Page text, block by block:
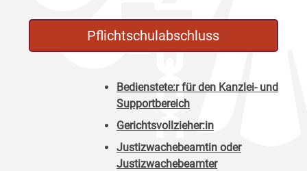
Pflichtschulabschluss
Bedienstete:r für den Kanzlei- und
Supportbereich
Gerichtsvollzieher:in
Justizwachebeamtin oder
Justizwachebeamter